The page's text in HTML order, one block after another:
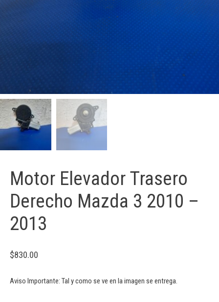
Motor Elevador Trasero
Derecho Mazda 3 2010 –
2013
$830.00
Aviso Importante: Tal y como se ve en la imagen se entrega.